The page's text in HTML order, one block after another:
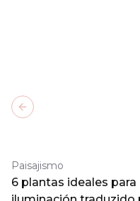
Paisajismo
6 plantas ideales
Previous slide